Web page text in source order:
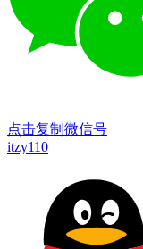
点击复制微信号
itzy110